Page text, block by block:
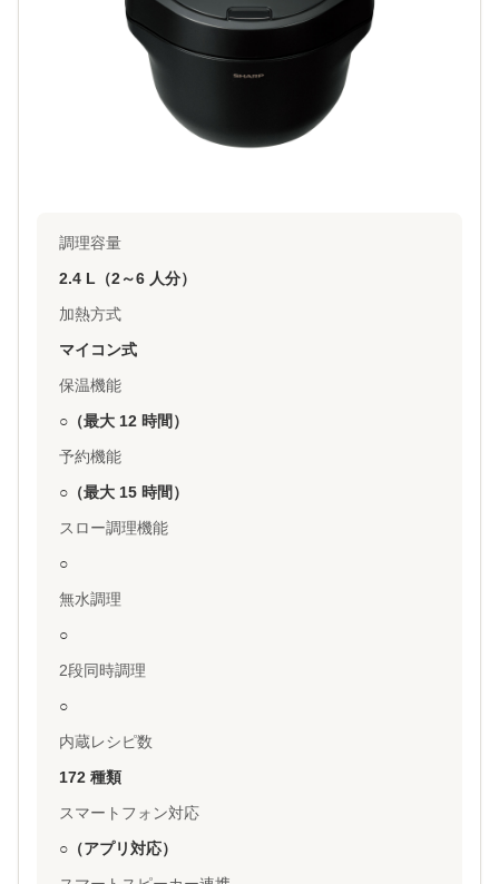
調理容量
2.4 L（2～6 人分）
加熱方式
マイコン式
保温機能
○（最大 12 時間）
予約機能
○（最大 15 時間）
スロー調理機能
○
無水調理
○
2段同時調理
○
内蔵レシピ数
172 種類
スマートフォン対応
○（アプリ対応）